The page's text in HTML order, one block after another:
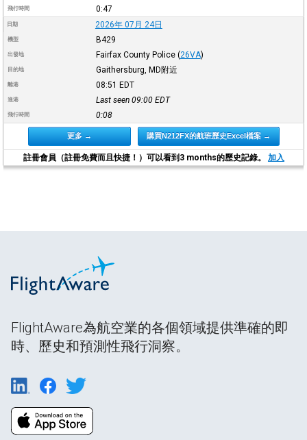
飛行時間 0:47
日期 2026年 07月 24日
機型 B429
出發地 Fairfax County Police (26VA)
目的地 Gaithersburg, MD附近
離港 08:51 EDT
進港 Last seen 09:00 EDT
飛行時間 0:08
更多 → 購買N212FX的航班歷史Excel檔案 →
註冊會員（註冊免費而且快捷！）可以看到3 months的歷史記錄。 加入
FlightAware為航空業的各個領域提供準確的即
時、歷史和預測性飛行洞察。